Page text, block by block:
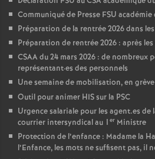
Communiqué de Presse FSU
Préparation de la rentrée 2026 dans
Préparation de rentrée 2026 : après
CSAA du 24 mars 2026 : de nombreux
représentant·es des personnels
Une semaine de mobilisation, en
Outil pour animer HIS sur la PSC
Urgence salariale pour les agent.es
courrier intersyndical au 1 er Ministre
Protection de l’enfance : Madame la
l’Enfance, les mots ne suffisent pas, il